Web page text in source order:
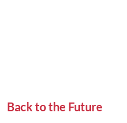
Back to the Future